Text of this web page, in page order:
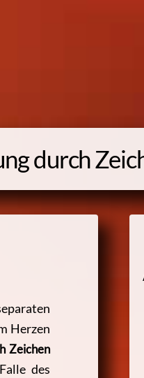
durch
Herzen
Zeichen
des